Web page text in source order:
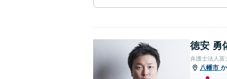
徳安 勇
弁護士法人富
八幡市